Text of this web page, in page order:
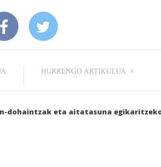
HURRENGO ARTIKULUA
dohaintzak eta aitatasuna